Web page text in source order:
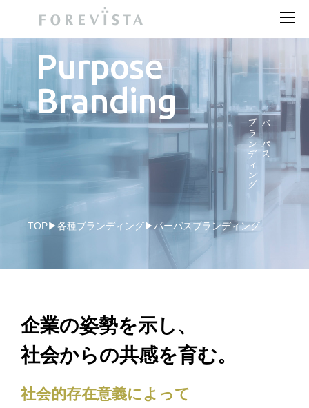
フォアビスタとは
ブランディング会社
各種ブランディング
ソリューション
支えるブランド推進室
ライブラリー
ナレッジ
お問い合わせ
資料を受け取る
会社情報
キャリア
アクセス
サイトマップ
Purpose
Branding
パーパス
ブランディング
TOP 各種ブランディング パーパスブランディング
企業の姿勢を示し、
社会からの共感を育む。
社会的存在意義によって